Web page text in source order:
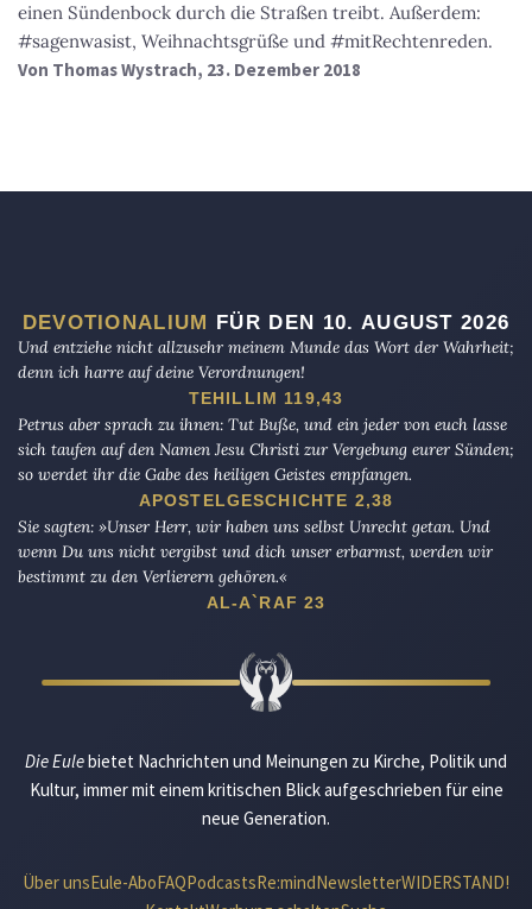
einen Sündenbock durch die Straßen treibt. Außerdem:
#sagenwasist, Weihnachtsgrüße und #mitRechtenreden.
Von Thomas Wystrach, 23. Dezember 2018
DEVOTIONALIUM FÜR DEN 10. AUGUST 2026
Und entziehe nicht allzusehr meinem Munde das Wort der Wahrheit;
denn ich harre auf deine Verordnungen!
TEHILLIM 119,43
Petrus aber sprach zu ihnen: Tut Buße, und ein jeder von euch lasse
sich taufen auf den Namen Jesu Christi zur Vergebung eurer Sünden;
so werdet ihr die Gabe des heiligen Geistes empfangen.
APOSTELGESCHICHTE 2,38
Sie sagten: »Unser Herr, wir haben uns selbst Unrecht getan. Und
wenn Du uns nicht vergibst und dich unser erbarmst, werden wir
bestimmt zu den Verlierern gehören.«
AL-A`RAF 23
Die Eulebietet Nachrichten und Meinungen zu Kirche, Politik und
Kultur, immer mit einem kritischen Blick aufgeschrieben für eine
neue Generation.
Über unsEule-AboFAQPodcastsRe:mindNewsletterWIDERSTAND!